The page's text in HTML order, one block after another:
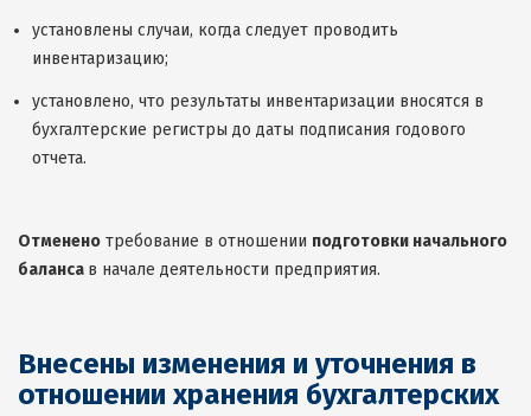
установлены случаи, когда следует проводить
инвентаризацию;
установлено, что результаты инвентаризации вносятся в
бухгалтерские регистры до даты подписания годового
отчета.
Отменено требование в отношении подготовки начального
баланса в начале деятельности предприятия.
Внесены изменения и уточнения в
отношении хранения бухгалтерских